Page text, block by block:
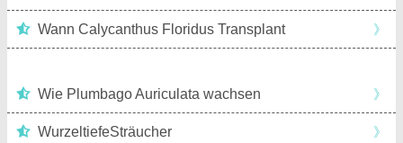
Wann Calycanthus Floridus Transplant 》
Wie Plumbago Auriculata wachsen 》
WurzeltiefeSträucher 》